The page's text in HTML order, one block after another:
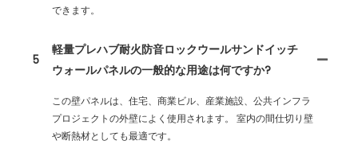
できます。
5
軽量プレハブ耐火防音ロックウールサンドイッチ
ウォールパネルの一般的な用途は何ですか?
この壁パネルは、住宅、商業ビル、産業施設、公共インフラ
プロジェクトの外壁によく使用されます。 室内の間仕切り壁
や断熱材としても最適です。